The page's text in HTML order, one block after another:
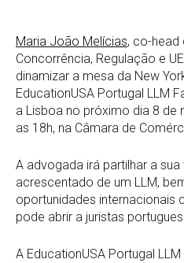
Maria João Melícias, co-head
Concorrência, Regulação e
dinamizar a mesa da New
EducationUSA Portugal LLM
a Lisboa no próximo dia 8 de
as 18h, na Câmara de
A advogada irá partilhar a
acrescentado de um LLM,
oportunidades internacionais
pode abrir a juristas
A EducationUSA Portugal